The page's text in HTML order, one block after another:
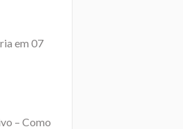
em 07
– Como